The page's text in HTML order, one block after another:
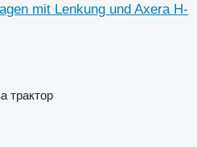
mit Lenkung und Axera H-
трактор